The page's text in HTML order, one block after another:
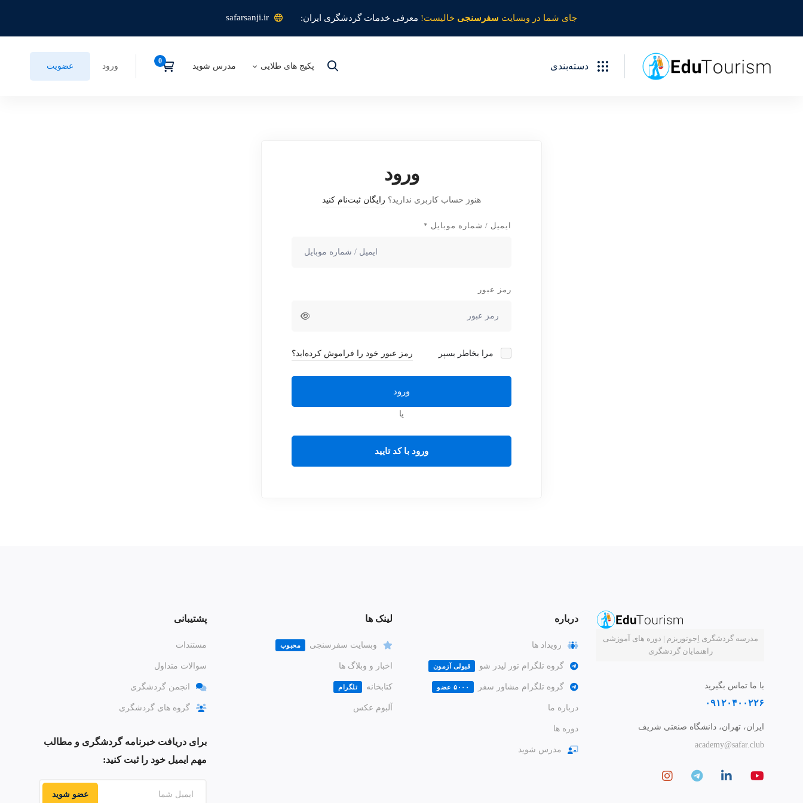
جای شما در وبسایت سفرسنجی خالیست! معرفی خدمات گردشگری ایران: safarsanji.ir
دسته‌بندی پکیج های طلایی مدرس شوید ورود عضویت
ورود
هنوز حساب کاربری ندارید؟ رایگان ثبت‌نام کنید
ایمیل / شماره موبایل *
رمز عبور
مرا بخاطر بسپر رمز عبور خود را فراموش کرده‌اید؟
ورود
یا
مدرسه گردشگری اِجوتوریزم | دوره های آموزشی
راهنمایان گردشگری
با ما تماس بگیرید
۰۹۱۲۰۴۰۰۲۲۶
ایران، تهران، دانشگاه صنعتی شریف
academy@safar.club
درباره
رویداد ها
گروه تلگرام تور لیدر شو قبولی آزمون
گروه تلگرام مشاور سفر ۵۰۰۰ عضو
درباره ما
دوره ها
مدرس شوید
لینک ها
وبسایت سفرسنجی محبوب
اخبار و وبلاگ ها
کتابخانه تلگرام
آلبوم عکس
پشتیبانی
مستندات
سوالات متداول
انجمن گردشگری
گروه های گردشگری
برای دریافت خبرنامه گردشگری و مطالب
مهم ایمیل خود را ثبت کنید:
عضو شوید